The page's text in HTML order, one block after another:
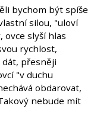
bychom být spíše
silou, "uloví
ovce slyší hlas
rychlost,
dát, přesněji
"v duchu
obdarovat,
nebude mít